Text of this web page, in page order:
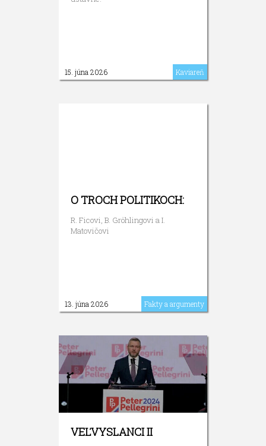
15. júna 2026 Kaviareň
O TROCH POLITIKOCH:
R. Ficovi, B. Gröhlingovi a I.
Matovičovi
13. júna 2026 Fakty a argumenty
VEĽVYSLANCI II